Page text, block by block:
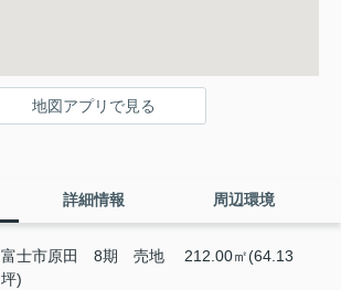
地図アプリで見る
詳細情報 周辺環境
富士市原田 8期 売地 212.00㎡(64.13
坪)